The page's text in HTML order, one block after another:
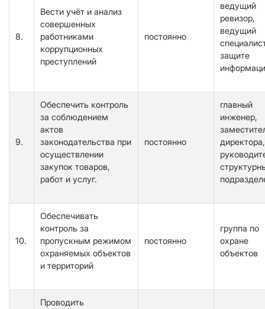
8.
Вести учёт и анализ
совершенных
работниками
коррупционных
преступлений
постоянно
ведущий
ревизор,
ведущий
защите
9.
Обеспечить контроль
за соблюдением
актов
законодательства при
осуществлении
закупок товаров,
работ и услуг.
постоянно
главный
инженер,
директора,
10.
Обеспечивать
контроль за
пропускным режимом
охраняемых объектов
и территорий
постоянно
группа по
охране
объектов
Проводить